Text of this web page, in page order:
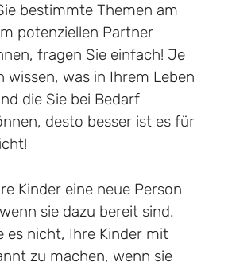
bestimmte Themen am
potenziellen Partner
fragen Sie einfach! Je
wissen, was in Ihrem Leben
die Sie bei Bedarf
desto besser ist es für
Kinder eine neue Person
sie dazu bereit sind.
es nicht, Ihre Kinder mit
zu machen, wenn sie